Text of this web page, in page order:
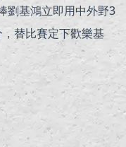
劉基鴻立即用中外野3
替比賽定下歡樂基